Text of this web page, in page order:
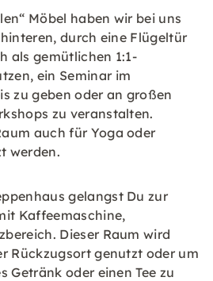
Möbel haben wir bei uns
durch eine Flügeltür
als gemütlichen 1:1-
ein Seminar im
zu geben oder an großen
zu veranstalten.
auch für Yoga oder
werden.
gelangst Du zur
Kaffeemaschine,
Dieser Raum wird
Rückzugsort genutzt oder um
Getränk oder einen Tee zu